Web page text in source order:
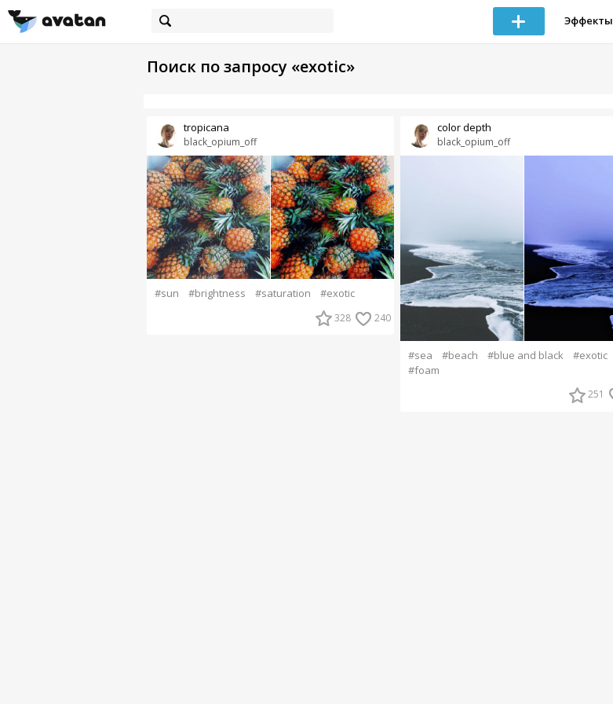
Эффекты
Поиск по запросу «exotic»
black_opium_off
tropicana
#sun #brightness #saturation #exotic
328 240
black_opium_off
color depth
#sea #beach #blue and black
#exotic
#foam
251